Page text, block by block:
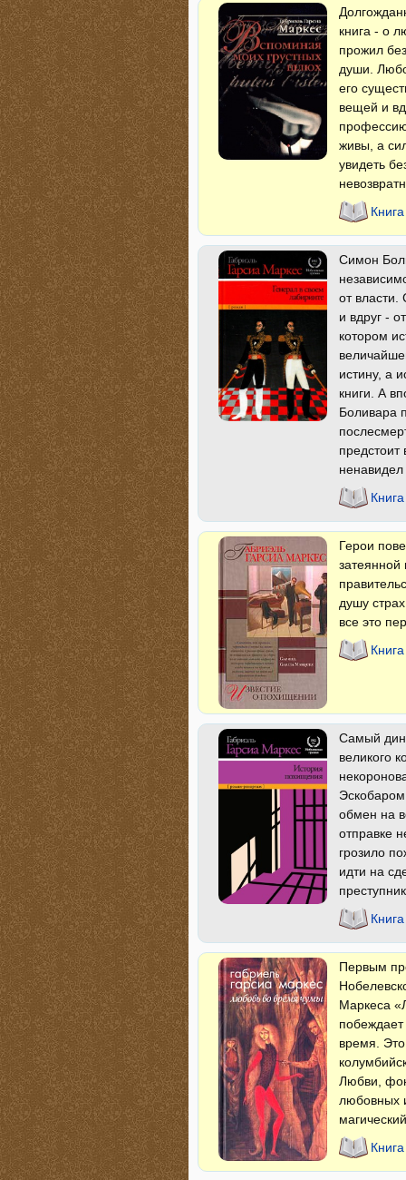
книга - о
прожил
души.
его
вещей и
живы, а
увидеть
Симон
от
и вдруг -
котором
истину, а
книги. А
Боливара
предстоит
Герои
душу
все это
Самый
великого
обмен на
отправке
грозило
идти на
Первым
Маркеса
время.
Любви,
любовных